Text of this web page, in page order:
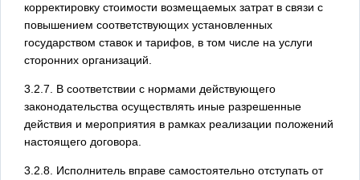
корректировку стоимости возмещаемых затрат в связи с
повышением соответствующих установленных
государством ставок и тарифов, в том числе на услуги
сторонних организаций.
3.2.7. В соответствии с нормами действующего
законодательства осуществлять иные разрешенные
действия и мероприятия в рамках реализации положений
настоящего договора.
3.2.8. Исполнитель вправе самостоятельно отступать от